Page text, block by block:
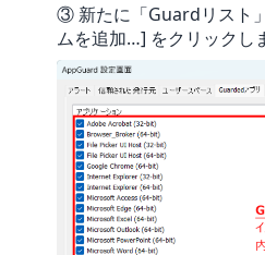
③ 新たに「Guardリスト
ムを追加…] をクリックし